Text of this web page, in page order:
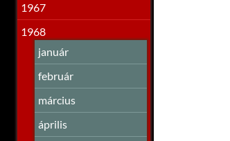
1967
1968
január
február
március
április